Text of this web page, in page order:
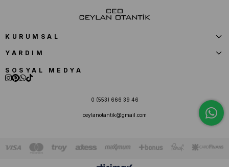
KURUMSAL
YARDIM
SOSYAL MEDYA
0 (553) 666 39 46
ceylanotantik@gmail.com